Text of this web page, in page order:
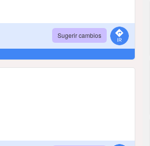
Sugerir cambios